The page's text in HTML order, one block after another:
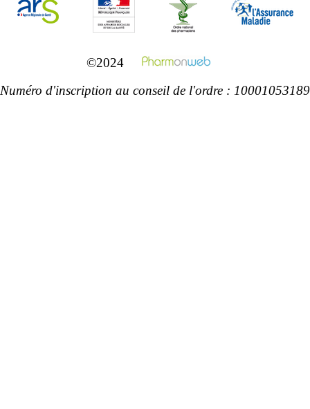
©2024
Numéro d'inscription au conseil de l'ordre : 10001053189